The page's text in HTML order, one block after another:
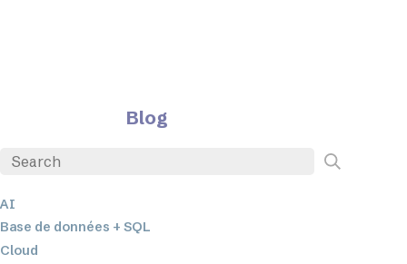
Blog
AI
Base de données + SQL
Cloud